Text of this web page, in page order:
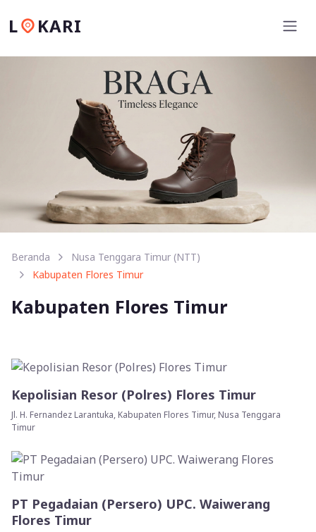
L KARI
Beranda
Nusa Tenggara Timur (NTT)
Kabupaten Flores Timur
Kabupaten Flores Timur
Kepolisian Resor (Polres) Flores Timur
Jl. H. Fernandez Larantuka, Kabupaten Flores Timur, Nusa Tenggara
Timur
PT Pegadaian (Persero) UPC. Waiwerang
Flores Timur